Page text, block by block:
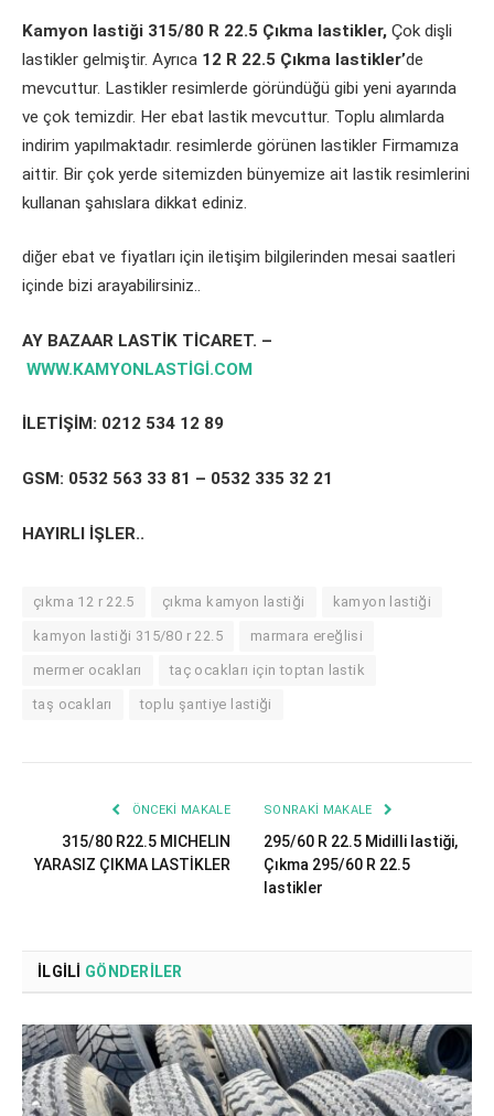
Kamyon lastiği 315/80 R 22.5 Çıkma lastikler, Çok dişli
lastikler gelmiştir. Ayrıca 12 R 22.5 Çıkma lastikler’de
mevcuttur. Lastikler resimlerde göründüğü gibi yeni ayarında
ve çok temizdir. Her ebat lastik mevcuttur. Toplu alımlarda
indirim yapılmaktadır. resimlerde görünen lastikler Firmamıza
aittir. Bir çok yerde sitemizden bünyemize ait lastik resimlerini
kullanan şahıslara dikkat ediniz.
diğer ebat ve fiyatları için iletişim bilgilerinden mesai saatleri
içinde bizi arayabilirsiniz..
AY BAZAAR LASTİK TİCARET. –
WWW.KAMYONLASTİGİ.COM
İLETİŞİM: 0212 534 12 89
GSM: 0532 563 33 81 – 0532 335 32 21
HAYIRLI İŞLER..
çıkma 12 r 22.5 çıkma kamyon lastiği kamyon lastiği
kamyon lastiği 315/80 r 22.5 marmara ereğlisi
mermer ocakları taç ocakları için toptan lastik
taş ocakları toplu şantiye lastiği
ÖNCEKI MAKALE
315/80 R22.5 MICHELIN
YARASIZ ÇIKMA LASTİKLER
SONRAKI MAKALE
295/60 R 22.5 Midilli lastiği,
Çıkma 295/60 R 22.5
lastikler
İLGILI GÖNDERILER